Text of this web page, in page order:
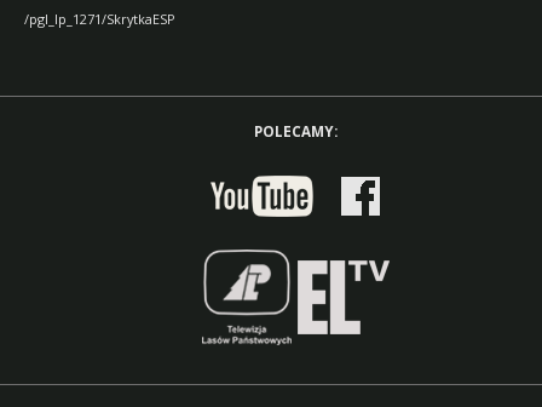
/pgl_lp_1271/SkrytkaESP
POLECAMY: